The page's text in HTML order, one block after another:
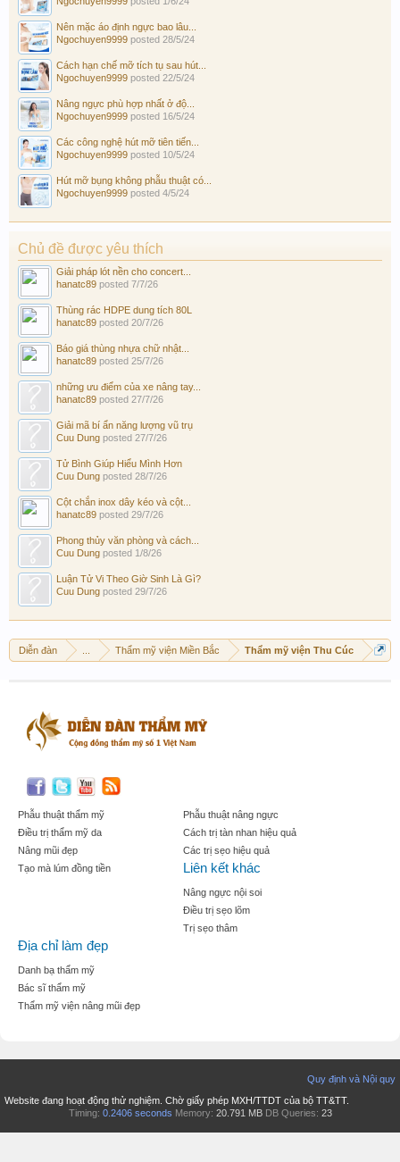
Nên mặc áo định ngực bao lâu...
Ngochuyen9999 posted 28/5/24
Cách hạn chế mỡ tích tụ sau hút...
Ngochuyen9999 posted 22/5/24
Nâng ngực phù hợp nhất ở độ...
Ngochuyen9999 posted 16/5/24
Các công nghệ hút mỡ tiên tiến...
Ngochuyen9999 posted 10/5/24
Hút mỡ bụng không phẫu thuật có...
Ngochuyen9999 posted 4/5/24
Chủ đề được yêu thích
Giải pháp lót nền cho concert...
hanatc89 posted 7/7/26
Thùng rác HDPE dung tích 80L
hanatc89 posted 20/7/26
Báo giá thùng nhựa chữ nhật...
hanatc89 posted 25/7/26
những ưu điểm của xe nâng tay...
hanatc89 posted 27/7/26
Giải mã bí ẩn năng lượng vũ trụ
Cuu Dung posted 27/7/26
Tử Bình Giúp Hiểu Mình Hơn
Cuu Dung posted 28/7/26
Cột chắn inox dây kéo và cột...
hanatc89 posted 29/7/26
Phong thủy văn phòng và cách...
Cuu Dung posted 1/8/26
Luận Tử Vi Theo Giờ Sinh Là Gì?
Cuu Dung posted 29/7/26
Diễn đàn Thẩm mỹ viện Miền Bắc Thẩm mỹ viện Thu Cúc
Phẫu thuật thẩm mỹ
Điều trị thẩm mỹ da
Nâng mũi đẹp
Tạo mà lúm đồng tiền
Phẫu thuật nâng ngực
Cách trị tàn nhan hiệu quả
Các trị sẹo hiệu quả
Liên kết khác
Nâng ngực nội soi
Điều trị sẹo lõm
Trị sẹo thâm
Địa chỉ làm đẹp
Danh bạ thẩm mỹ
Bác sĩ thẩm mỹ
Thẩm mỹ viện nâng mũi đẹp
Quy định và Nội quy
Website đang hoạt động thử nghiệm. Chờ giấy phép MXH/TTDT của bộ TT&TT.
Timing: 0.2406 seconds Memory: 20.791 MB DB Queries: 23